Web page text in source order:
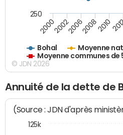
Bohal
Moyenne
Moyenne communes
20002002200620082010
250
© JDN 2026
Annuité de la dette de
(Source : JDN d'après
125k